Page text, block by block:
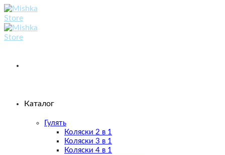
Skip
to
content
Каталог
Гулять
Коляски 2 в 1
Коляски 3 в 1
Коляски 4 в 1